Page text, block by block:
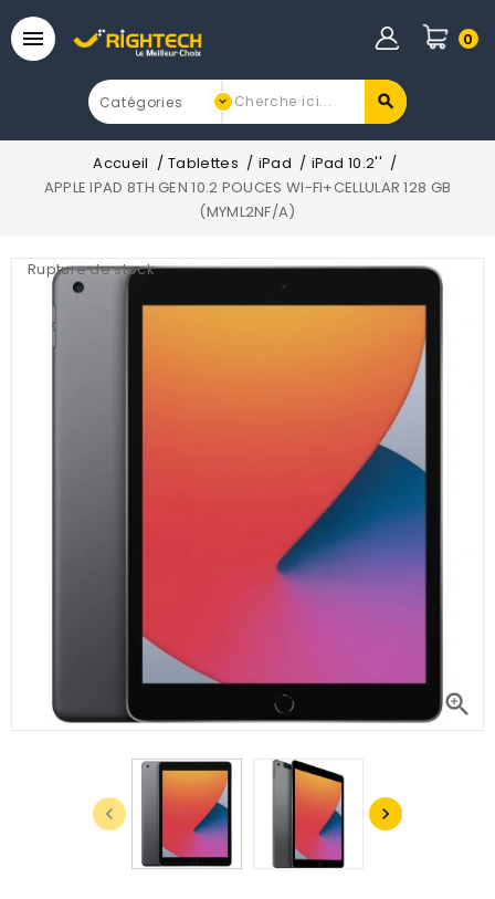
 0
Accueil Tablettes iPad
iPad 10.2''
APPLE IPAD 8TH GEN 10.2 POUCES WI-FI+CELLULAR 128 GB
(MYML2NF/A)
Rupture de stock

 